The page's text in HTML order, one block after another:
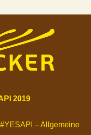
2019
#YESAPI – Allgemeine